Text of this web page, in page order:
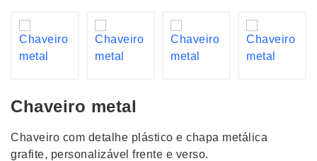
Chaveiro metal
Chaveiro com detalhe plástico e chapa metálica
grafite, personalizável frente e verso.